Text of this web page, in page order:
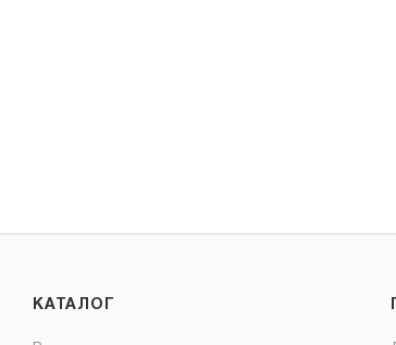
КАТАЛОГ